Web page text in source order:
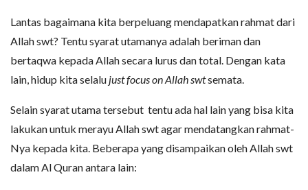
Lantas bagaimana kita berpeluang mendapatkan rahmat dari
Allah swt? Tentu syarat utamanya adalah beriman dan
bertaqwa kepada Allah secara lurus dan total. Dengan kata
lain, hidup kita selalu just focus on Allah swtsemata.
Selain syarat utama tersebut tentu ada hal lain yang bisa kita
lakukan untuk merayu Allah swt agar mendatangkan rahmat-
Nya kepada kita. Beberapa yang disampaikan oleh Allah swt
dalam Al Quran antara lain: